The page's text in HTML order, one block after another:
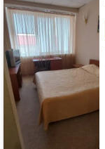
Урал-
Магнитогорск